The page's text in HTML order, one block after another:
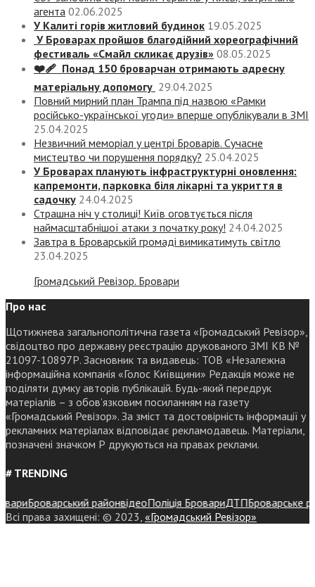
агента 02.06.2025
У Калиті горів житловий будинок 19.05.2025
У Броварах пройшов благодійний хореографічний
фестиваль «Смайл скликає друзів» 08.05.2025
❤️‍🩹 Понад 150 броварчан отримають адресну
матеріальну допомогу 29.04.2025
Повний мирний план Трампа під назвою «‎Рамки
російсько-української угоди» вперше опублікували в ЗМІ
25.04.2025
Незвичний меморіал у центрі Броварів. Сучасне
мистецтво чи порушення порядку? 25.04.2025
У Броварах планують інфраструктурні оновлення:
капремонти, парковка біля лікарні та укриття в
садочку 24.04.2025
Страшна ніч у столиці! Київ оговтується після
наймасштабнішої атаки з початку року! 24.04.2025
Завтра в Броварській громаді вимикатимуть світло
23.04.2025
Громадський Ревізор. Бровари
Про нас
Щотижнева загальнополітична газета «Громадський Ревізор»,
свідоцтво про державну реєстрацію друкованого ЗМІ КВ №
21097-10897Р. Засновник та видавець: ТОВ «Незалежна
інформаційна компанія «Голос Київщини» Редакція може не
поділяти думку авторів публікацій. Будь-який передрук
матеріалів – з обов’язковим посиланням на газету
«Громадський Ревізор». За зміст та достовірність інформації у
рекламних матеріалах відповідає рекламодавець. Матеріали,
позначені значком Р друкуються на правах реклами.
# TRENDING
Броварський районвідеоПоліція БровариДТПБроварське
Всі права захищені: © 2023, «Громадський Ревізор»